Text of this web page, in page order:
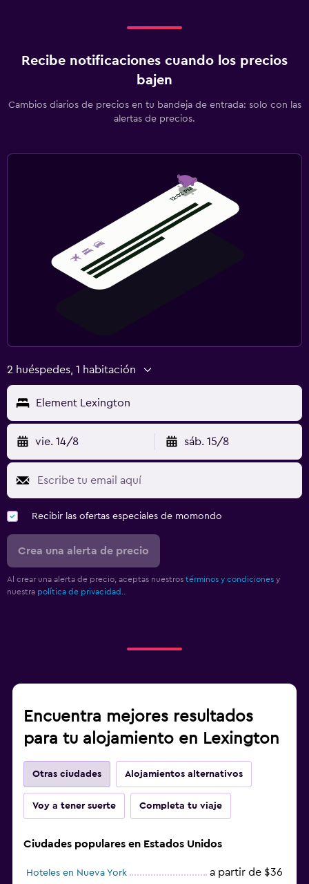
Recibe notificaciones cuando los precios
bajen
Cambios diarios de precios en tu bandeja de entrada: solo con las
alertas de precios.
2 huéspedes, 1 habitación
Element Lexington
vie. 14/8 sáb. 15/8
Recibir las ofertas especiales de momondo
Crea una alerta de precio
Al crear una alerta de precio, aceptas nuestros términos y condiciones y
nuestra política de privacidad.
Encuentra mejores resultados
para tu alojamiento en Lexington
Otras ciudades Alojamientos alternativos
Voy a tener suerte Completa tu viaje
Ciudades populares en Estados Unidos
Hoteles en Nueva York a partir de $36